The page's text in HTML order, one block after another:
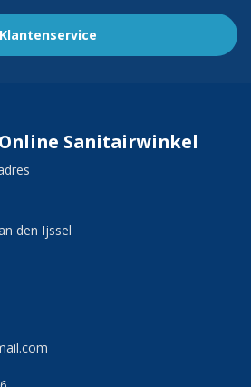
Klantenservice
Sanitairwinkel
den Ijssel